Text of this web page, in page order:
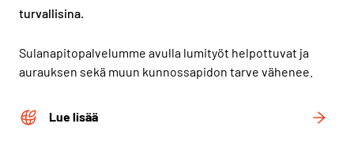
turvallisina.
Sulanapitopalvelumme avulla lumityöt helpottuvat ja
aurauksen sekä muun kunnossapidon tarve vähenee.
Lue lisää